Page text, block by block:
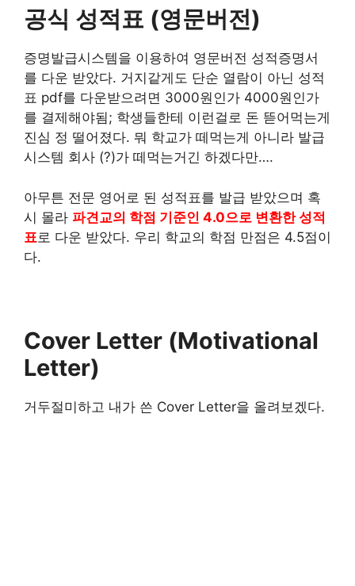
공식 성적표 (영문버전)
증명발급시스템을 이용하여 영문버전 성적증명서
를 다운 받았다. 거지같게도 단순 열람이 아닌 성적
표 pdf를 다운받으려면 3000원인가 4000원인가
를 결제해야됨; 학생들한테 이런걸로 돈 뜯어먹는게
진심 정 떨어졌다. 뭐 학교가 떼먹는게 아니라 발급
시스템 회사 (?)가 떼먹는거긴 하겠다만….
아무튼 전문 영어로 된 성적표를 발급 받았으며 혹
시 몰라 파견교의 학점 기준인 4.0으로 변환한 성적
표 로 다운 받았다. 우리 학교의 학점 만점은 4.5점이
다.
Cover Letter (Motivational
Letter)
거두절미하고 내가 쓴 Cover Letter을 올려보겠다.